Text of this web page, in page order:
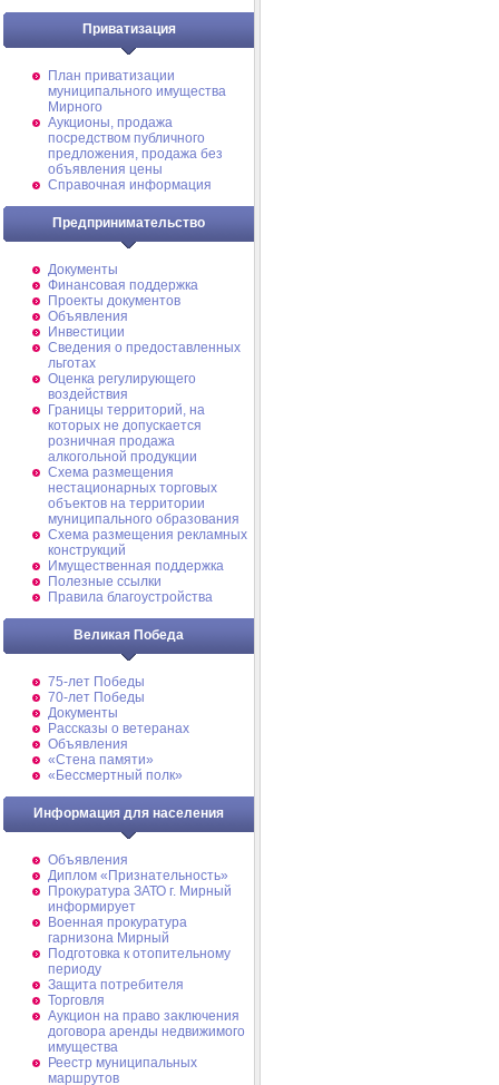
Приватизация
План приватизации
муниципального имущества
Мирного
Аукционы, продажа
посредством публичного
предложения, продажа без
объявления цены
Справочная информация
Предпринимательство
Документы
Финансовая поддержка
Проекты документов
Объявления
Инвестиции
Сведения о предоставленных
льготах
Оценка регулирующего
воздействия
Границы территорий, на
которых не допускается
розничная продажа
алкогольной продукции
Схема размещения
нестационарных торговых
объектов на территории
муниципального образования
Схема размещения рекламных
конструкций
Имущественная поддержка
Полезные ссылки
Правила благоустройства
Великая Победа
75-лет Победы
70-лет Победы
Документы
Рассказы о ветеранах
Объявления
«Стена памяти»
«Бессмертный полк»
Информация для населения
Объявления
Диплом «Признательность»
Прокуратура ЗАТО г. Мирный
информирует
Военная прокуратура
гарнизона Мирный
Подготовка к отопительному
периоду
Защита потребителя
Торговля
Аукцион на право заключения
договора аренды недвижимого
имущества
Реестр муниципальных
маршрутов